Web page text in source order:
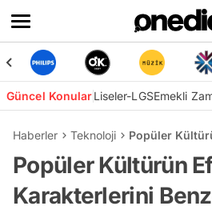
Güncel KonularLiseler-LGSEmekli
Haberler Teknoloji Popüler
Popüler Kültürün
Karakterlerini